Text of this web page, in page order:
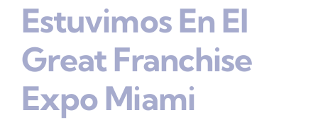
Estuvimos En El
Great Franchise
Expo Miami